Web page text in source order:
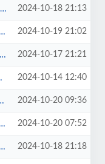
2024-10-18 21:13
2024-10-19 21:02
2024-10-17 21:21
2024-10-14 12:40
2024-10-20 09:36
2024-10-20 07:52
2024-10-18 21:18